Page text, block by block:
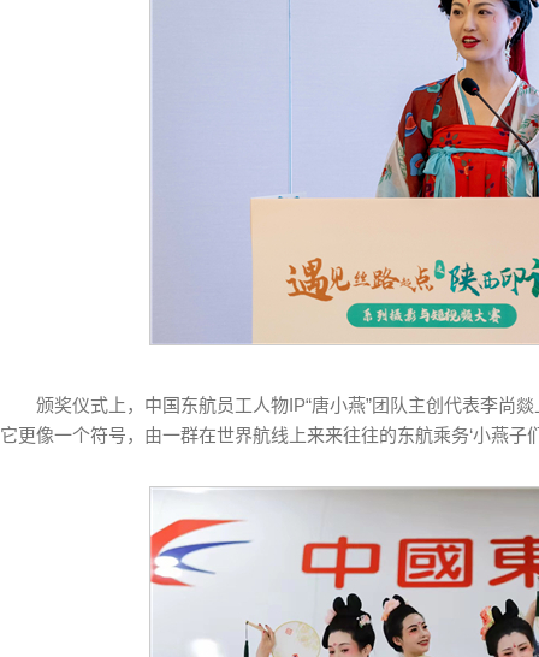
颁奖仪式上，中国东航员工人物IP“唐小燕”团队主创代表李尚
它更像一个符号，由一群在世界航线上来来往往的东航乘务‘小燕子